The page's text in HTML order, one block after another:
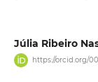
Júlia Ribeiro
https://orcid.org/